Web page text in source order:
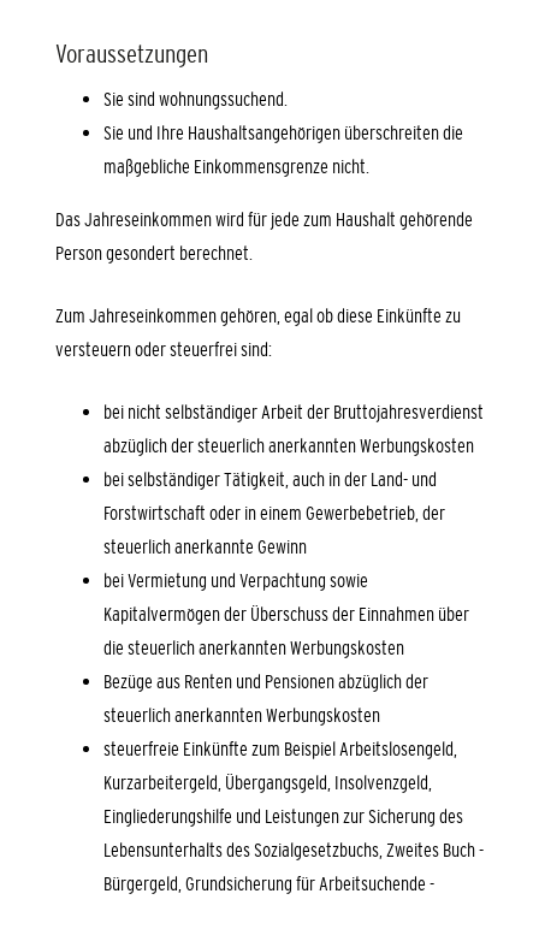
Voraussetzungen
Sie sind wohnungssuchend.
Sie und Ihre Haushaltsangehörigen überschreiten die
maßgebliche Einkommensgrenze nicht.
Das Jahreseinkommen wird für jede zum Haushalt gehörende
Person gesondert berechnet.
Zum Jahreseinkommen gehören, egal ob diese Einkünfte zu
versteuern oder steuerfrei sind:
bei nicht selbständiger Arbeit der Bruttojahresverdienst
abzüglich der steuerlich anerkannten Werbungskosten
bei selbständiger Tätigkeit, auch in der Land- und
Forstwirtschaft oder in einem Gewerbebetrieb, der
steuerlich anerkannte Gewinn
bei Vermietung und Verpachtung sowie
Kapitalvermögen der Überschuss der Einnahmen über
die steuerlich anerkannten Werbungskosten
Bezüge aus Renten und Pensionen abzüglich der
steuerlich anerkannten Werbungskosten
steuerfreie Einkünfte zum Beispiel Arbeitslosengeld,
Kurzarbeitergeld, Übergangsgeld, Insolvenzgeld,
Eingliederungshilfe und Leistungen zur Sicherung des
Lebensunterhalts des Sozialgesetzbuchs, Zweites Buch -
Bürgergeld, Grundsicherung für Arbeitsuchende -